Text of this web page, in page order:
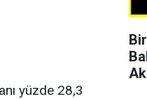
yüzde 28,3